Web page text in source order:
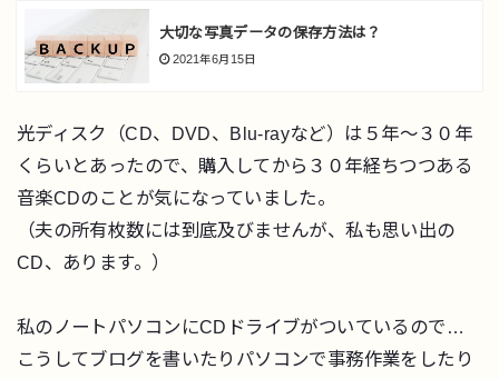
大切な写真データの保存方法は？
2021年6月15日
光ディスク（CD、DVD、Blu-rayなど）は５年～３０年
くらいとあったので、購入してから３０年経ちつつある
音楽CDのことが気になっていました。
（夫の所有枚数には到底及びませんが、私も思い出の
CD、あります。）
私のノートパソコンにCDドライブがついているので…
こうしてブログを書いたりパソコンで事務作業をしたり